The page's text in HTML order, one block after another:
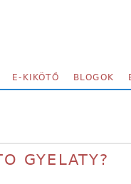
E-KIKÖTŐ BLOGOK
GYELATY?